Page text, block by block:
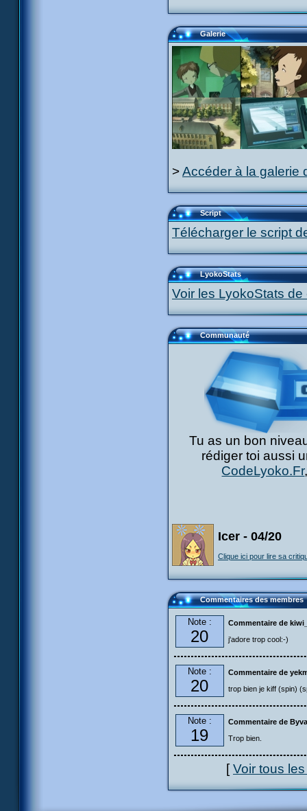
Galerie
>Accéder à la galerie
Script
Télécharger le script
LyokoStats
Voir les LyokoStats
Communauté
Tu as un bon
rédiger toi aussi
CodeLyoko.Fr
Icer - 04/20
Clique ici pour lire sa
Commentaires des membres
Note :
20
Commentaire de
j'adore trop cool:-)
Note :
20
Commentaire de
trop bien je kiff (spin)
Note :
19
Commentaire de
Trop bien.
[Voir tous